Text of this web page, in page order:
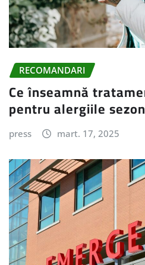
RECOMANDARI
Ce înseamnă
pentru alergiile
press mart. 17, 2025